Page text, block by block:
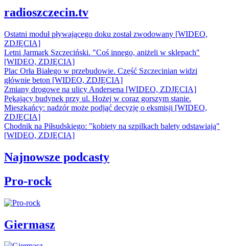
radioszczecin.tv
Ostatni moduł pływającego doku został zwodowany [WIDEO,
ZDJĘCIA]
Letni Jarmark Szczeciński. "Coś innego, aniżeli w sklepach"
[WIDEO, ZDJĘCIA]
Plac Orła Białego w przebudowie. Część Szczecinian widzi
głównie beton [WIDEO, ZDJĘCIA]
Zmiany drogowe na ulicy Andersena [WIDEO, ZDJĘCIA]
Pękający budynek przy ul. Hożej w coraz gorszym stanie.
Mieszkańcy: nadzór może podjąć decyzję o eksmisji [WIDEO,
ZDJĘCIA]
Chodnik na Piłsudskiego: "kobiety na szpilkach balety odstawiają"
[WIDEO, ZDJĘCIA]
Najnowsze podcasty
Pro-rock
Giermasz